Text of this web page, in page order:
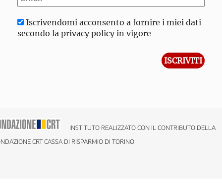
Iscrivendomi acconsento a fornire i miei dati
secondo la privacy policy in vigore
INSTITUTO REALIZZATO CON IL CONTRIBUTO DELLA
CRT CASSA DI RISPARMIO DI TORINO